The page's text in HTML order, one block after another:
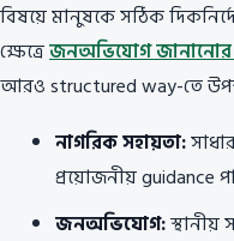
বিষয়ে মানুষকে সঠিক
ক্ষেত্রেজনঅভিযোগ জানানোর
আরও structured way-তে
নাগরিক সহায়তা:
প্রয়োজনীয় guidance
জনঅভিযোগ:স্থানীয়